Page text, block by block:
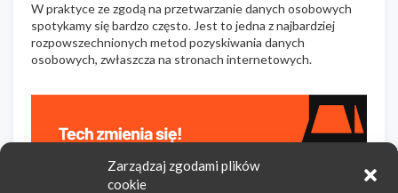
Zarządzaj zgodami plików
cookie
W praktyce ze zgodą na przetwarzanie danych osobowych
spotykamy się bardzo często. Jest to jedna z najbardziej
rozpowszechnionych metod pozyskiwania danych
osobowych, zwłaszcza na stronach internetowych.